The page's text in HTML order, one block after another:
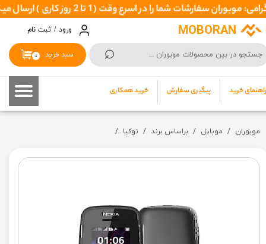
MOBORAN
⌕ ۰ سبد خرید
راهنمای خرید پیگیری سفارش خرید همکاری
ورود / ثبت نام
حساب کاربری من
تغییر گذر واژه
خروج از حساب کاربری
را در اسرع وقت ( 1 تا 2 روز کاری ) ارسال میکند تا نهایتا بین 3 تا 7 روزکاری بدستتان برسد
موبوران موبایل براساس برند نوکیا